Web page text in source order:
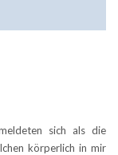
sich als die
körperlich in mir